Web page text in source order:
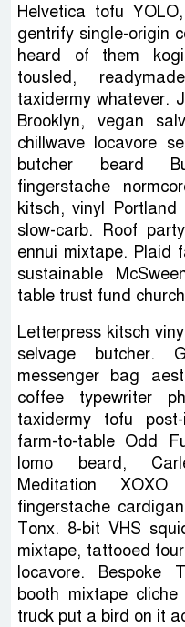
Helvetica tofu
gentrify single-origin
heard of them
tousled,
taxidermy whatever.
Brooklyn, vegan
chillwave locavore
butcher beard
fingerstache
kitsch, vinyl Portland
slow-carb. Roof
ennui mixtape. Plaid
sustainable
table trust fund
Letterpress kitsch
selvage butcher.
messenger bag
coffee typewriter
taxidermy tofu
farm-to-table Odd
lomo beard,
Meditation
fingerstache
Tonx. 8-bit VHS
mixtape, tattooed
locavore. Bespoke
booth mixtape
truck put a bird on it